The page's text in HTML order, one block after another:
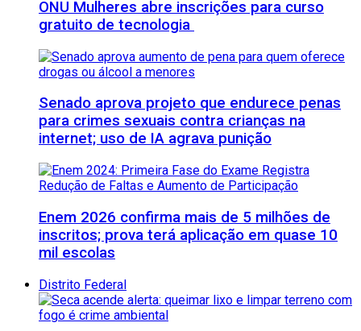
ONU Mulheres abre inscrições para curso
gratuito de tecnologia
Senado aprova projeto que endurece penas
para crimes sexuais contra crianças na
internet; uso de IA agrava punição
Enem 2026 confirma mais de 5 milhões de
inscritos; prova terá aplicação em quase 10
mil escolas
Distrito Federal